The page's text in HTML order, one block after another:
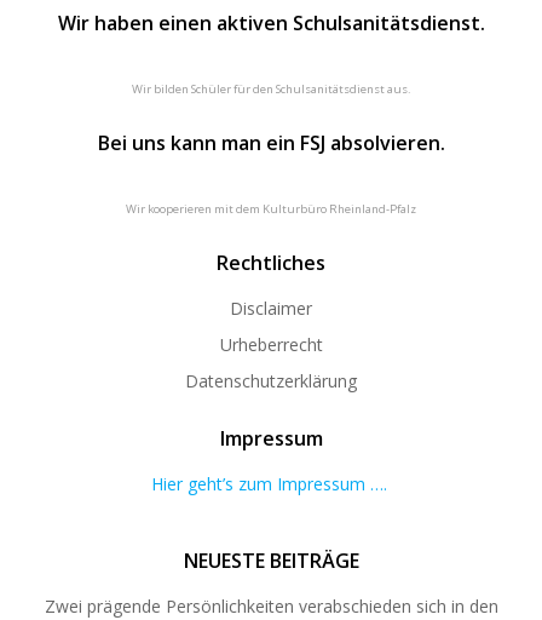
Wir haben einen aktiven Schulsanitätsdienst.
Wir bilden Schüler für den Schulsanitätsdienst aus.
Bei uns kann man ein FSJ absolvieren.
Wir kooperieren mit dem Kulturbüro Rheinland-Pfalz
Rechtliches
Disclaimer
Urheberrecht
Datenschutzerklärung
Impressum
Hier geht’s zum Impressum ….
NEUESTE BEITRÄGE
Zwei prägende Persönlichkeiten verabschieden sich in den